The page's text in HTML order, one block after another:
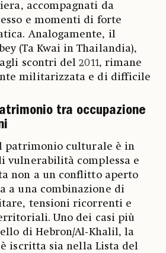
accompagnati da
e momenti di forte
Analogamente, il
(Ta Kwai in Thailandia),
scontri del 2011, rimane
militarizzata e di difficile
tra occupazione
patrimonio culturale è in
vulnerabilità complessa e
non a un conflitto aperto
a una combinazione di
tensioni ricorrenti e
Uno dei casi più
di Hebron/Al-Khalil, la
iscritta sia nella Lista del